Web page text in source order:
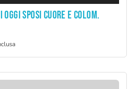
sposi cuore e colom.